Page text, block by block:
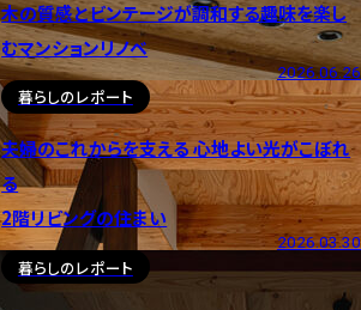
木の質感とビンテージが調和する趣味を楽し
むマンションリノベ
2026.06.26
暮らしのレポート
夫婦のこれからを支える 心地よい光がこぼれ
る
2階リビングの住まい
2026.03.30
暮らしのレポート